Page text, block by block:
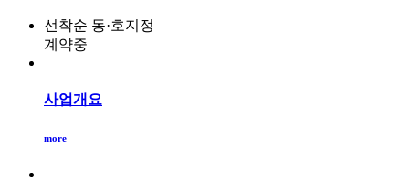
선착순 동·호지정
계약중
사업개요
more